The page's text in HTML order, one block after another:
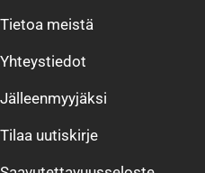
Tietoa meistä
Yhteystiedot
Jälleenmyyjäksi
Tilaa uutiskirje